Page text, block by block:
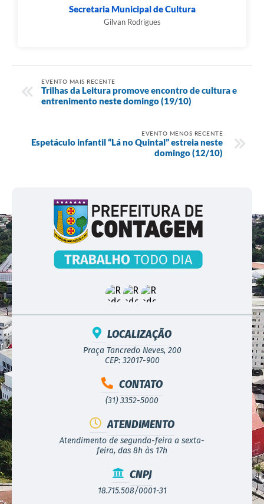
Secretaria Municipal de Cultura
Gilvan Rodrigues
EVENTO MAIS RECENTE
Trilhas da Leitura promove encontro de cultura e
entrenimento neste domingo (19/10)
EVENTO MENOS RECENTE
Espetáculo infantil “Lá no Quintal” estreia neste
domingo (12/10)
LOCALIZAÇÃO
Praça Tancredo Neves, 200
CEP: 32017-900
CONTATO
(31) 3352-5000
ATENDIMENTO
Atendimento de segunda-feira a sexta-
feira, das 8h às 17h
CNPJ
18.715.508/0001-31